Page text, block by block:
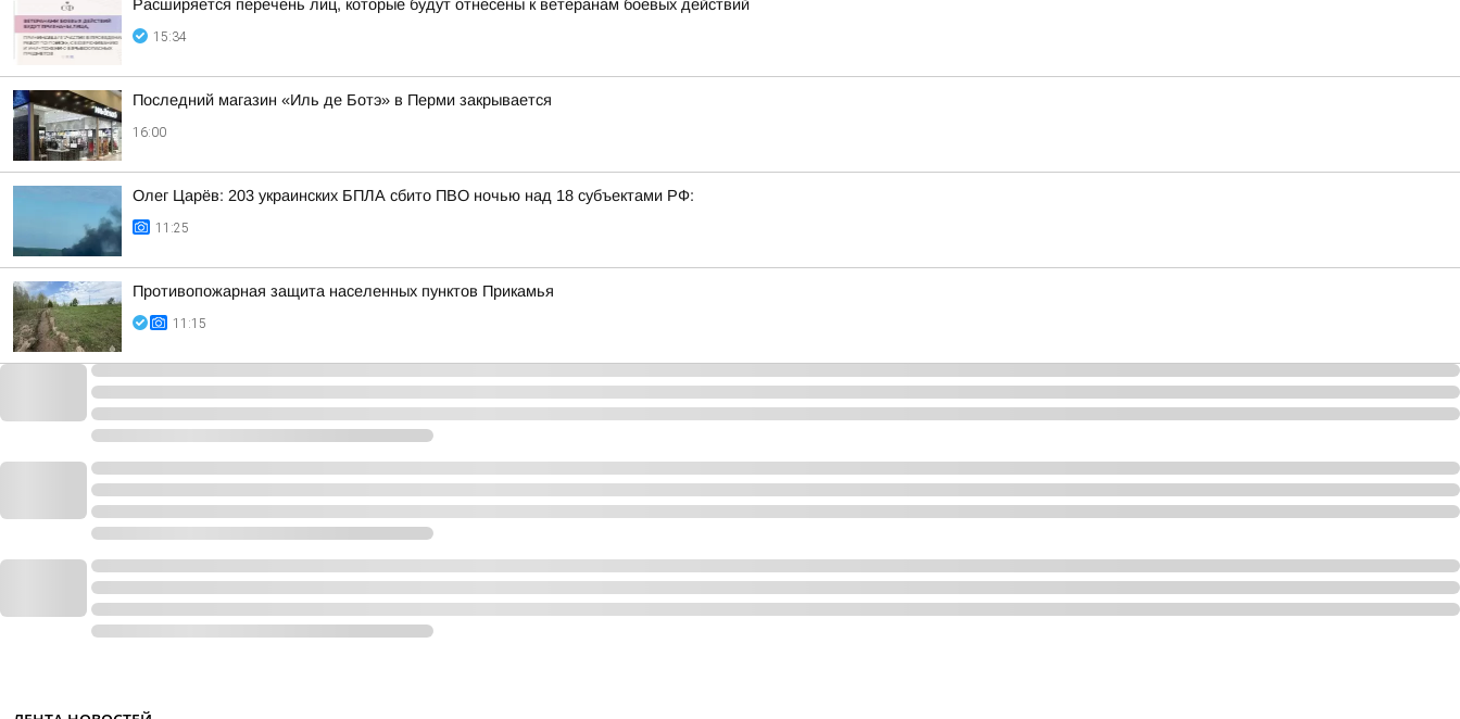
Расширяется перечень лиц, которые будут отнесены к ветеранам боевых действий
15:34
Последний магазин «Иль де Ботэ» в Перми закрывается
16:00
Олег Царёв: 203 украинских БПЛА сбито ПВО ночью над 18 субъектами РФ:
11:25
Противопожарная защита населенных пунктов Прикамья
11:15